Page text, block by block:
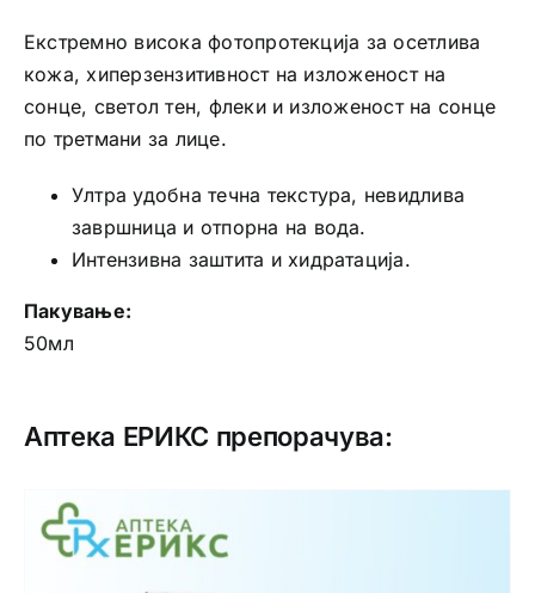
Екстремно висока фотопротекција за осетлива
кожа, хиперзензитивност на изложеност на
сонце, светол тен, флеки и изложеност на сонце
по третмани за лице.
Ултра удобна течна текстура, невидлива
завршница и отпорна на вода.
Интензивна заштита и хидратација.
Пакување:
50мл
Аптека ЕРИКС препорачува: